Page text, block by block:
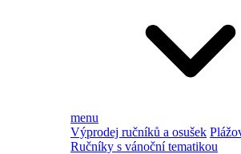
menu
Výprodej ručníků a osušek
Ručníky s vánoční tematikou